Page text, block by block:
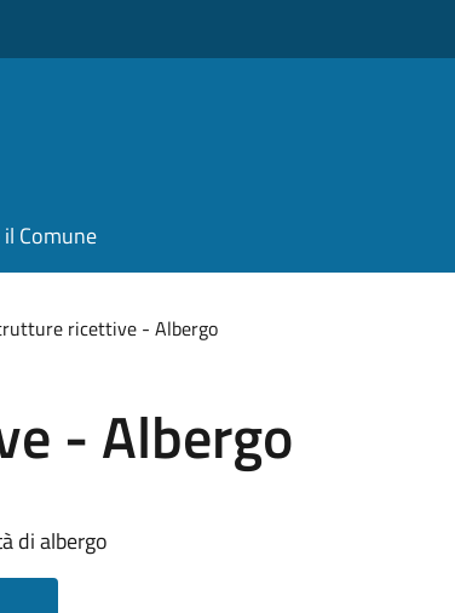
Comune
ricettive - Albergo
- Albergo
di albergo